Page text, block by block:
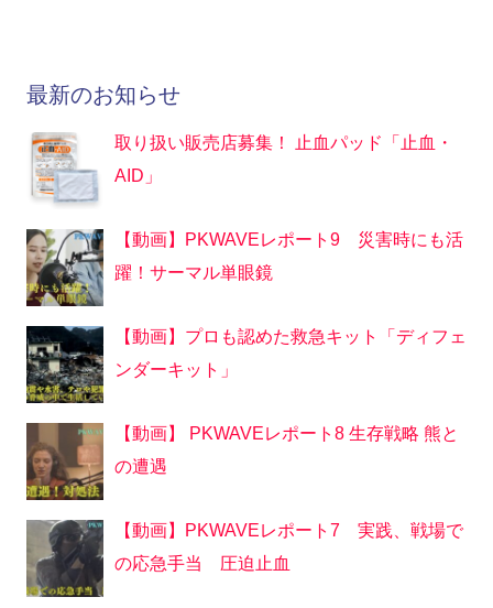
最新のお知らせ
取り扱い販売店募集！ 止血パッド「止血・
AID」
【動画】PKWAVEレポート9 災害時にも活
躍！サーマル単眼鏡
【動画】プロも認めた救急キット「ディフェ
ンダーキット」
【動画】 PKWAVEレポート8 生存戦略 熊と
の遭遇
【動画】PKWAVEレポート7 実践、戦場で
の応急手当 圧迫止血